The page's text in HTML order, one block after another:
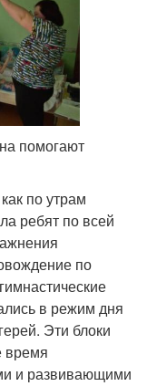
помогают
по утрам
ребят по всей
по
в режим дня
Эти блоки
время
и развивающими